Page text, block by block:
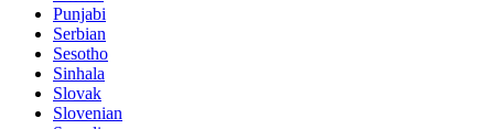
Punjabi
Serbian
Sesotho
Sinhala
Slovak
Slovenian